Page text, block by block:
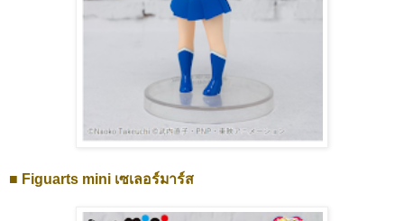
■ Figuarts mini เซเลอร์มาร์ส